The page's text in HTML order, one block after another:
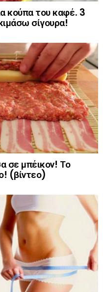
κούπα του καφέ. 3
σίγουρα!
σε μπέικον! Το
(βίντεο)